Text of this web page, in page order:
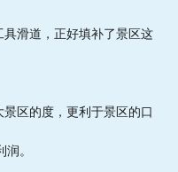
滑道，正好填补了景区这
区的度，更利于景区的口
。